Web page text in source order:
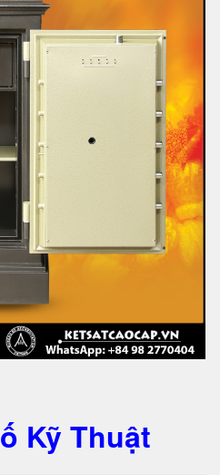
Kỹ Thuật